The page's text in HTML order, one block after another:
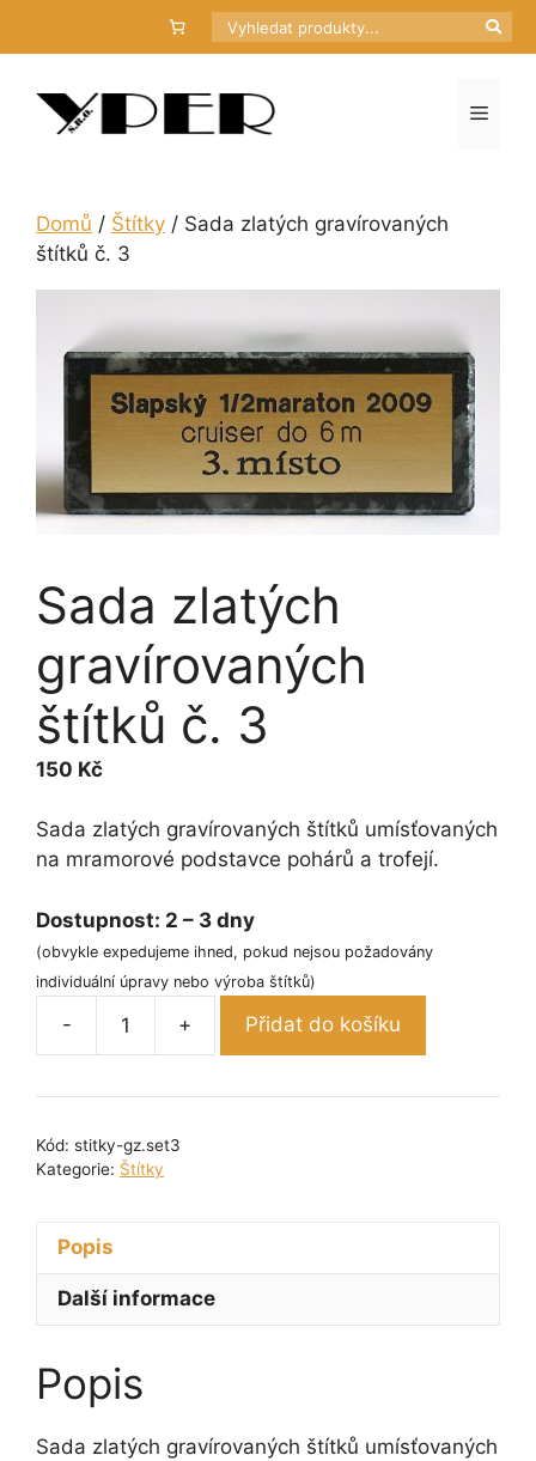
Hledat
Menu
Domů / Štítky / Sada zlatých gravírovaných
štítků č. 3
Sada zlatých
gravírovaných
štítků č. 3
150 Kč
Sada zlatých gravírovaných štítků umísťovaných
na mramorové podstavce pohárů a trofejí.
Dostupnost: 2 – 3 dny
(obvykle expedujeme ihned, pokud nejsou požadovány
individuální úpravy nebo výroba štítků)
-
Sada
gravírovaných
+ Přidat do košíku
Kód: stitky-gz.set3
Kategorie: Štítky
Popis
Další informace
Popis
Sada zlatých gravírovaných štítků umísťovaných